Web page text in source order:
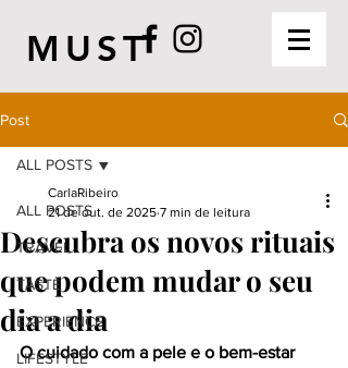
MUST
Post
ALL POSTS
TRAVEL
TASTE
EXPERIENCE
LIFESTYLE
ALL POSTS
Descubra os novos rituais
que podem mudar o seu
dia a dia
CarlaRibeiro
21 de out. de 2025 7 min de leitura
O cuidado com a pele e o bem-estar